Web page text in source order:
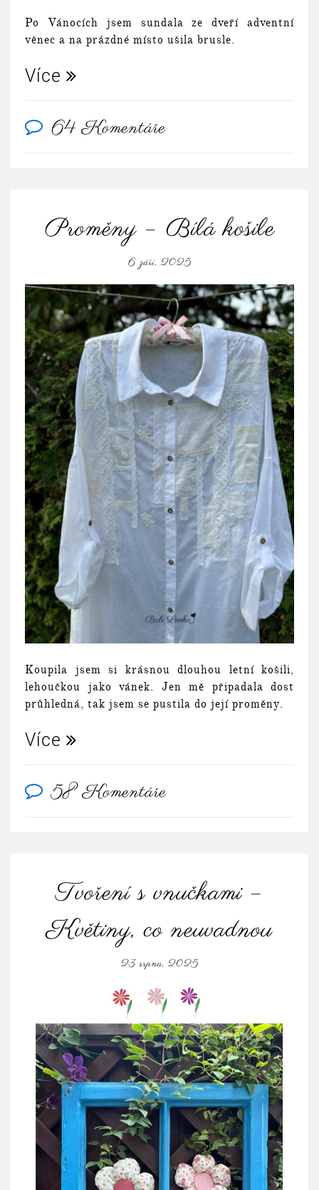
Po Vánocích jsem sundala ze dveří adventní
věnec a na prázdné místo ušila brusle.
Více
64 Komentáře
Proměny – Bílá košile
6 září, 2025
Koupila jsem si krásnou dlouhou letní košili,
lehoučkou jako vánek. Jen mě připadala dost
průhledná, tak jsem se pustila do její proměny.
Více
58 Komentáře
Tvoření s vnučkami –
Květiny, co neuvadnou
23 srpna, 2025